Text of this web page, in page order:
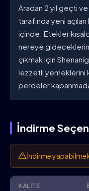
Aradan 2 yıl geçti
tarafında yeni
içinde. Etekler
nereye
çıkmak için
lezzetli yemeklerini
perdeler
İndirme
İndirme
KALITE